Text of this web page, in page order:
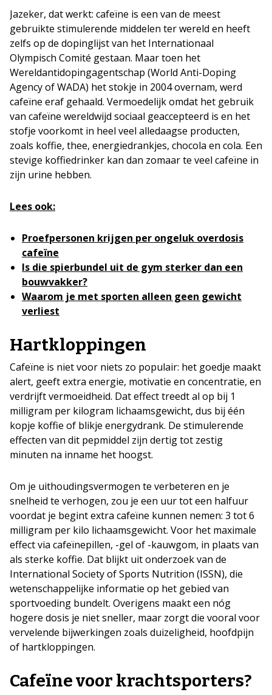
Jazeker, dat werkt: cafeïne is een van de meest
gebruikte stimulerende middelen ter wereld en heeft
zelfs op de dopinglijst van het Internationaal
Olympisch Comité gestaan. Maar toen het
Wereldantidopingagentschap (World Anti-Doping
Agency of WADA) het stokje in 2004 overnam, werd
cafeïne eraf gehaald. Vermoedelijk omdat het gebruik
van cafeïne wereldwijd sociaal geaccepteerd is en het
stofje voorkomt in heel veel alledaagse producten,
zoals koffie, thee, energiedrankjes, chocola en cola. Een
stevige koffiedrinker kan dan zomaar te veel cafeïne in
zijn urine hebben.
Lees ook:
Proefpersonen krijgen per ongeluk overdosis
cafeïne
Is die spierbundel uit de gym sterker dan een
bouwvakker?
Waarom je met sporten alleen geen gewicht
verliest
Hartkloppingen
Cafeïne is niet voor niets zo populair: het goedje maakt
alert, geeft extra energie, motivatie en concentratie, en
verdrijft vermoeidheid. Dat effect treedt al op bij 1
milligram per kilogram lichaamsgewicht, dus bij één
kopje koffie of blikje energydrank. De stimulerende
effecten van dit pepmiddel zijn dertig tot zestig
minuten na inname het hoogst.
Om je uithoudingsvermogen te verbeteren en je
snelheid te verhogen, zou je een uur tot een halfuur
voordat je begint extra cafeïne kunnen nemen: 3 tot 6
milligram per kilo lichaamsgewicht. Voor het maximale
effect via cafeïnepillen, -gel of -kauwgom, in plaats van
als sterke koffie. Dat blijkt uit onderzoek van de
International Society of Sports Nutrition (ISSN), die
wetenschappelijke informatie op het gebied van
sportvoeding bundelt. Overigens maakt een nóg
hogere dosis je niet sneller, maar zorgt die vooral voor
vervelende bijwerkingen zoals duizeligheid, hoofdpijn
of hartkloppingen.
Cafeïne voor krachtsporters?